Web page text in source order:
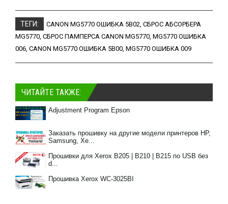
ТЕГИ: CANON MG5770 ОШИБКА 5B02, СБРОС АБСОРБЕРА
MG5770, СБРОС ПАМПЕРСА CANON MG5770, MG5770 ОШИБКА
006, CANON MG5770 ОШИБКА 5B00, MG5770 ОШИБКА 009
ЧИТАЙТЕ ТАКЖЕ:
Adjustment Program Epson
Заказать прошивку на другие модели принтеров HP,
Samsung, Xe...
Прошивки для Xerox B205 | B210 | B215 по USB без
d...
Прошивка Xerox WC-3025BI